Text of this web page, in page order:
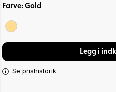
Farve:Gold
Legg i
Se prishistorik